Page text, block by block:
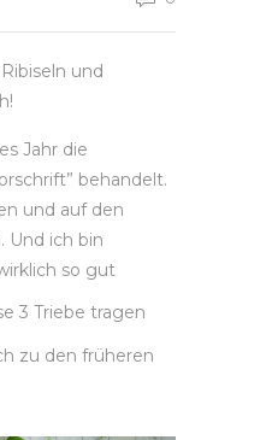
und
Jahr die
behandelt.
und auf den
Und ich bin
so gut
3 Triebe tragen
zu den früheren